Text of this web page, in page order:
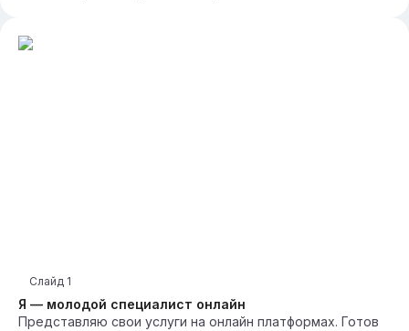
Я — молодой специалист онлайн
Слайд 1
Представляю свои услуги на онлайн платформах. Готов